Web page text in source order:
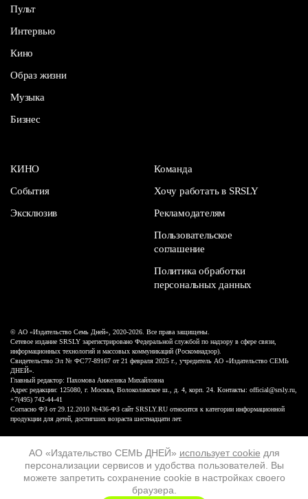
АО «Издательство СЕМЬ ДНЕЙ» использует cookie для
персонализации сервисов и удобства пользователей. Вы
можете запретить сохранение cookie в настройках своего
браузера.
Пульт
Интервью
Кино
Образ жизни
Музыка
Бизнес
КИНО
События
Эксклюзив
Команда
Хочу работать в SRSLY
Рекламодателям
Пользовательское
соглашение
Политика обработки
персональных данных
16+
© АО «Издательство Семь Дней», 2020-2026. Все права защищены.
Сетевое издание SRSLY зарегистрировано Федеральной службой по надзору в сфере связи,
информационных технологий и массовых коммуникаций (Роскомнадзор).
Свидетельство Эл № ФС77-89167 от 21 февраля 2025 г., учредитель АО «Издательство СЕМЬ
ДНЕЙ».
Главный редактор: Пахомова Анжелика Михайловна
Адрес редакции: 125080, г. Москва, Волоколамское ш., д. 4, корп. 24. Контакты: official@srsly.ru,
+7(495) 742-44-41
Согласно ФЗ от 29.12.2010 №436-ФЗ сайт SRSLY.RU относится к категории информационной
продукции для детей, достигших возраста шестнадцати лет.